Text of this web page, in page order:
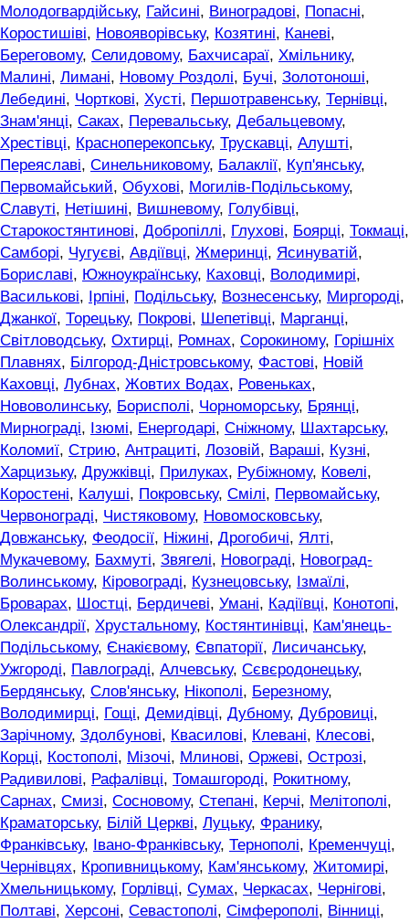
Молодогвардійську, Гайсині, Виноградові, Попасні,
Коростишіві, Новояворівську, Козятині, Каневі,
Береговому, Селидовому, Бахчисараї, Хмільнику,
Малині, Лимані, Новому Роздолі, Бучі, Золотоноші,
Лебедині, Чорткові, Хусті, Першотравенську, Тернівці,
Знам'янці, Саках, Перевальську, Дебальцевому,
Хрестівці, Красноперекопську, Трускавці, Алушті,
Переяславі, Синельниковому, Балаклії, Куп'янську,
Первомайський, Обухові, Могилів-Подільському,
Славуті, Нетішині, Вишневому, Голубівці,
Старокостянтинові, Добропіллі, Глухові, Боярці, Токмаці,
Самборі, Чугуєві, Авдіївці, Жмеринці, Ясинуватій,
Бориславі, Южноукраїнську, Каховці, Володимирі,
Василькові, Ірпіні, Подільську, Вознесенську, Миргороді,
Джанкої, Торецьку, Покрові, Шепетівці, Марганці,
Світловодську, Охтирці, Ромнах, Сорокиному, Горішніх
Плавнях, Білгород-Дністровському, Фастові, Новій
Каховці, Лубнах, Жовтих Водах, Ровеньках,
Нововолинську, Борисполі, Чорноморську, Брянці,
Мирнограді, Ізюмі, Енергодарі, Сніжному, Шахтарську,
Коломиї, Стрию, Антрациті, Лозовій, Вараші, Кузні,
Харцизьку, Дружківці, Прилуках, Рубіжному, Ковелі,
Коростені, Калуші, Покровську, Смілі, Первомайську,
Червонограді, Чистяковому, Новомосковську,
Довжанську, Феодосії, Ніжині, Дрогобичі, Ялті,
Мукачевому, Бахмуті, Звягелі, Новограді, Новоград-
Волинському, Кіровограді, Кузнецовську, Ізмаїлі,
Броварах, Шостці, Бердичеві, Умані, Кадіївці, Конотопі,
Олександрії, Хрустальному, Костянтинівці, Кам'янець-
Подільському, Єнакієвому, Євпаторії, Лисичанську,
Ужгороді, Павлограді, Алчевську, Сєвєродонецьку,
Бердянську, Слов'янську, Нікополі, Березному,
Володимирці, Гощі, Демидівці, Дубному, Дубровиці,
Зарічному, Здолбунові, Квасилові, Клевані, Клесові,
Корці, Костополі, Мізочі, Млинові, Оржеві, Острозі,
Радивилові, Рафалівці, Томашгороді, Рокитному,
Сарнах, Смизі, Сосновому, Степані, Керчі, Мелітополі,
Краматорську, Білій Церкві, Луцьку, Франику,
Франківську, Івано-Франківську, Тернополі, Кременчуці,
Чернівцях, Кропивницькому, Кам'янському, Житомирі,
Хмельницькому, Горлівці, Сумах, Черкасах, Чернігові,
Полтаві, Херсоні, Севастополі, Сімферополі, Вінниці,